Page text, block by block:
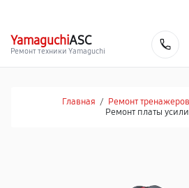
YamaguchiASC
Ремонт техники Yamaguchi
Главная / Ремонт
Ремонт платы